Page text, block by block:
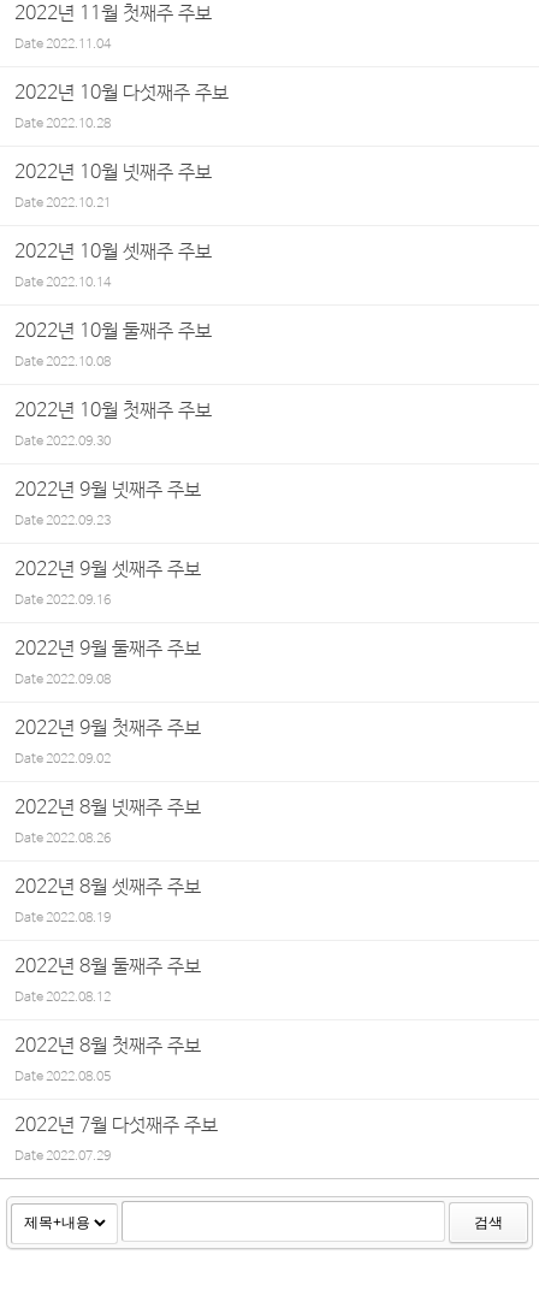
2022년 11월 첫째주 주보
Date2022.11.04
2022년 10월 다섯째주 주보
Date2022.10.28
2022년 10월 넷째주 주보
Date2022.10.21
2022년 10월 셋째주 주보
Date2022.10.14
2022년 10월 둘째주 주보
Date2022.10.08
2022년 10월 첫째주 주보
Date2022.09.30
2022년 9월 넷째주 주보
Date2022.09.23
2022년 9월 셋째주 주보
Date2022.09.16
2022년 9월 둘째주 주보
Date2022.09.08
2022년 9월 첫째주 주보
Date2022.09.02
2022년 8월 넷째주 주보
Date2022.08.26
2022년 8월 셋째주 주보
Date2022.08.19
2022년 8월 둘째주 주보
Date2022.08.12
2022년 8월 첫째주 주보
Date2022.08.05
2022년 7월 다섯째주 주보
Date2022.07.29
검색